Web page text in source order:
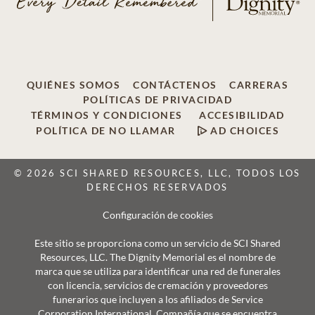
QUIÉNES SOMOS CONTÁCTENOS
CARRERAS
POLÍTICAS DE PRIVACIDAD
TÉRMINOS Y CONDICIONES
ACCESIBILIDAD
POLÍTICA DE NO LLAMAR
AD CHOICES
© 2026 SCI SHARED RESOURCES, LLC, TODOS LOS
DERECHOS RESERVADOS
Configuración de cookies
Este sitio se proporciona como un servicio de SCI Shared
Resources, LLC. The Dignity Memorial es el nombre de
marca que se utiliza para identificar una red de funerales
con licencia, servicios de cremación y proveedores
funerarios que incluyen a los afiliados de Service